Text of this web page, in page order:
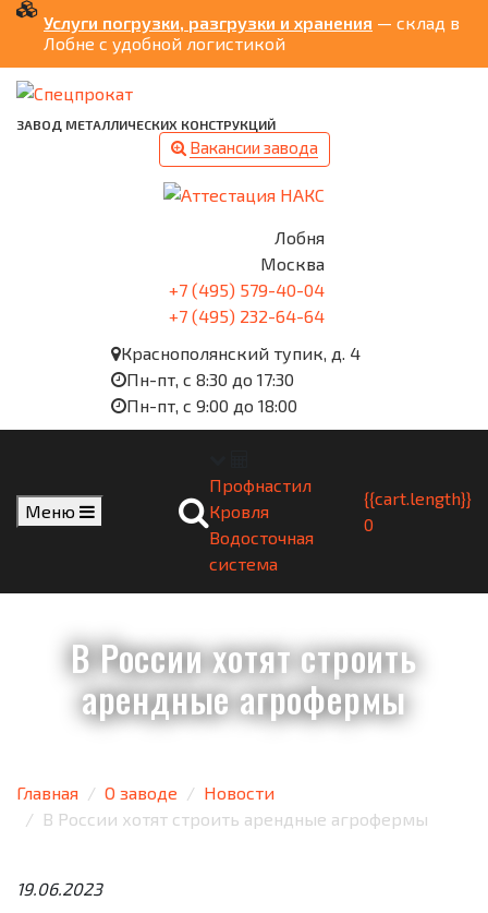
Услуги погрузки, разгрузки и хранения — склад в
Лобне с удобной логистикой
ЗАВОД МЕТАЛЛИЧЕСКИХ КОНСТРУКЦИЙ
Вакансии завода
Краснополянский тупик, д. 4
Пн-пт, с 8:30 до 17:30
Пн-пт, с 9:00 до 18:00
Лобня
Москва
+7 (495) 579-40-04
+7 (495) 232-64-64
Меню
Профнастил
Кровля
Водосточная
система
{{cart.length}}
0
В России хотят строить
арендные агрофермы
Главная О заводе
Новости
В России хотят строить арендные агрофермы
19.06.2023